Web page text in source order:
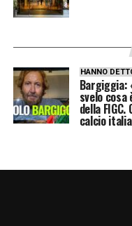
HANNO
Bargiggia:
svelo
della
calcio